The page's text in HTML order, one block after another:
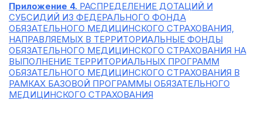
Приложение 4. РАСПРЕДЕЛЕНИЕ ДОТАЦИЙ И
СУБСИДИЙ ИЗ ФЕДЕРАЛЬНОГО ФОНДА
ОБЯЗАТЕЛЬНОГО МЕДИЦИНСКОГО СТРАХОВАНИЯ,
НАПРАВЛЯЕМЫХ В ТЕРРИТОРИАЛЬНЫЕ ФОНДЫ
ОБЯЗАТЕЛЬНОГО МЕДИЦИНСКОГО СТРАХОВАНИЯ НА
ВЫПОЛНЕНИЕ ТЕРРИТОРИАЛЬНЫХ ПРОГРАММ
ОБЯЗАТЕЛЬНОГО МЕДИЦИНСКОГО СТРАХОВАНИЯ В
РАМКАХ БАЗОВОЙ ПРОГРАММЫ ОБЯЗАТЕЛЬНОГО
МЕДИЦИНСКОГО СТРАХОВАНИЯ